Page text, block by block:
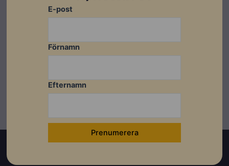
Datablad
E-post
Förnamn
Efternamn